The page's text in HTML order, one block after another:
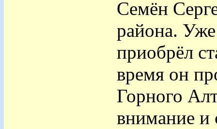
Семён
района.
приобрёл
время он
Горного
внимание и